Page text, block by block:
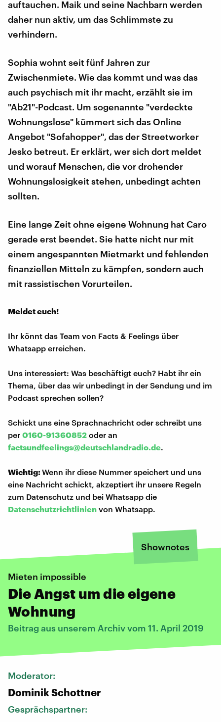
auftauchen. Maik und seine Nachbarn werden
daher nun aktiv, um das Schlimmste zu
verhindern.
Sophia wohnt seit fünf Jahren zur
Zwischenmiete. Wie das kommt und was das
auch psychisch mit ihr macht, erzählt sie im
"Ab21"-Podcast. Um sogenannte "verdeckte
Wohnungslose" kümmert sich das Online
Angebot "Sofahopper", das der Streetworker
Jesko betreut. Er erklärt, wer sich dort meldet
und worauf Menschen, die vor drohender
Wohnungslosigkeit stehen, unbedingt achten
sollten.
Eine lange Zeit ohne eigene Wohnung hat Caro
gerade erst beendet. Sie hatte nicht nur mit
einem angespannten Mietmarkt und fehlenden
finanziellen Mitteln zu kämpfen, sondern auch
mit rassistischen Vorurteilen.
Meldet euch!
Ihr könnt das Team von Facts & Feelings über
Whatsapp erreichen.
Uns interessiert: Was beschäftigt euch? Habt ihr ein
Thema, über das wir unbedingt in der Sendung und im
Podcast sprechen sollen?
Schickt uns eine Sprachnachricht oder schreibt uns
per 0160-91360852 oder an
factsundfeelings@deutschlandradio.de.
Wichtig:Wenn ihr diese Nummer speichert und uns
eine Nachricht schickt, akzeptiert ihr unsere Regeln
zum Datenschutz und bei Whatsapp die
Datenschutzrichtlinien von Whatsapp.
Shownotes
Mieten impossible
Die Angst um die eigene
Wohnung
Beitrag aus unserem Archiv vom 11. April 2019
Moderator:
Dominik Schottner
Gesprächspartner: